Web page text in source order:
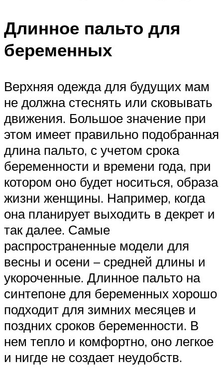
Длинное пальто для
беременных
Верхняя одежда для будущих мам
не должна стеснять или сковывать
движения. Большое значение при
этом имеет правильно подобранная
длина пальто, с учетом срока
беременности и времени года, при
котором оно будет носиться, образа
жизни женщины. Например, когда
она планирует выходить в декрет и
так далее. Самые
распространенные модели для
весны и осени – средней длины и
укороченные. Длинное пальто на
синтепоне для беременных хорошо
подходит для зимних месяцев и
поздних сроков беременности. В
нем тепло и комфортно, оно легкое
и нигде не создает неудобств.